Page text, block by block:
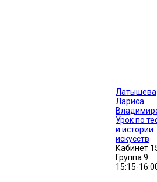
Латышева
Лариса
Урок по
и истории
искусств
Кабинет
Группа 9
15:15-